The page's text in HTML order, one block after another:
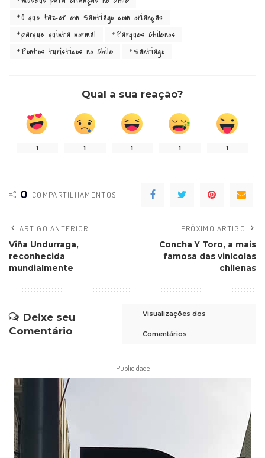
O que fazer em Santiago com crianças
parque quinta normal
Parques Chilenos
Pontos turísticos no Chile
Santiago
Qual a sua reação?
1 1 1 1 1
0 COMPARTILHAMENTOS
ARTIGO ANTERIOR
Viña Undurraga,
reconhecida
mundialmente
PRÓXIMO ARTIGO
Concha Y Toro, a mais
famosa das vinícolas
chilenas
Deixe seu
Comentário
Visualizações dos
Comentários
– Publicidade –